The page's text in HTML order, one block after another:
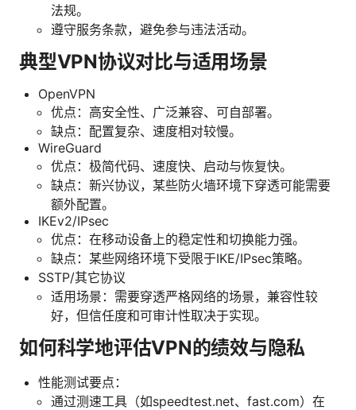
法规。
遵守服务条款，避免参与违法活动。
典型VPN协议对比与适用场景
OpenVPN
优点：高安全性、广泛兼容、可自部署。
缺点：配置复杂、速度相对较慢。
WireGuard
优点：极简代码、速度快、启动与恢复快。
缺点：新兴协议，某些防火墙环境下穿透可能需要
额外配置。
IKEv2/IPsec
优点：在移动设备上的稳定性和切换能力强。
缺点：某些网络环境下受限于IKE/IPsec策略。
SSTP/其它协议
适用场景：需要穿透严格网络的场景，兼容性较
好，但信任度和可审计性取决于实现。
如何科学地评估VPN的绩效与隐私
性能测试要点：
通过测速工具（如speedtest.net、fast.com）在